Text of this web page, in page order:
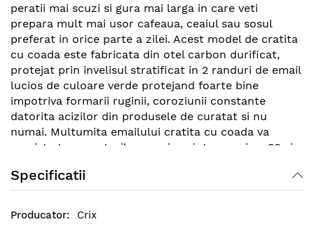
peratii mai scuzi si gura mai larga in care veti
prepara mult mai usor cafeaua, ceaiul sau sosul
preferat in orice parte a zilei. Acest model de cratita
cu coada este fabricata din otel carbon durificat,
protejat prin invelisul stratificat in 2 randuri de email
lucios de culoare verde protejand foarte bine
impotriva formarii ruginii, coroziunii constante
datorita acizilor din produsele de curatat si nu
numai. Multumita emailului cratita cu coada va
persista temperaturilor cuprinse intre maxim -30 si
firuseze.
Specificatii
Crix